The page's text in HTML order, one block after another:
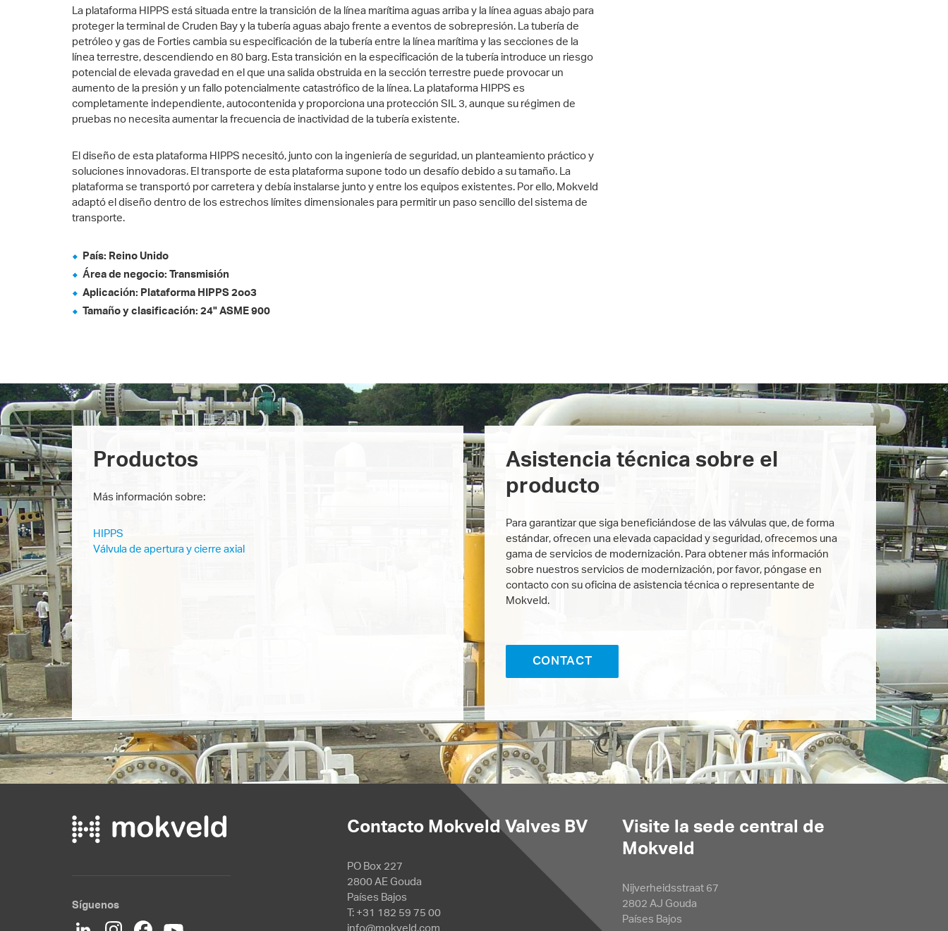
La plataforma HIPPS está situada entre la transición de la línea marítima aguas arriba y la línea aguas abajo para
proteger la terminal de Cruden Bay y la tubería aguas abajo frente a eventos de sobrepresión. La tubería de
petróleo y gas de Forties cambia su especificación de la tubería entre la línea marítima y las secciones de la
línea terrestre, descendiendo en 80 barg. Esta transición en la especificación de la tubería introduce un riesgo
potencial de elevada gravedad en el que una salida obstruida en la sección terrestre puede provocar un
aumento de la presión y un fallo potencialmente catastrófico de la línea. La plataforma HIPPS es
completamente independiente, autocontenida y proporciona una protección SIL 3, aunque su régimen de
pruebas no necesita aumentar la frecuencia de inactividad de la tubería existente.
El diseño de esta plataforma HIPPS necesitó, junto con la ingeniería de seguridad, un planteamiento práctico y
soluciones innovadoras. El transporte de esta plataforma supone todo un desafío debido a su tamaño. La
plataforma se transportó por carretera y debía instalarse junto y entre los equipos existentes. Por ello, Mokveld
adaptó el diseño dentro de los estrechos límites dimensionales para permitir un paso sencillo del sistema de
transporte.
País: Reino Unido
Área de negocio: Transmisión
Aplicación: Plataforma HIPPS 2oo3
Tamaño y clasificación: 24" ASME 900
Productos
Más información sobre:
HIPPS
Válvula de apertura y cierre axial
Asistencia técnica sobre el
producto
Para garantizar que siga beneficiándose de las válvulas que, de forma
estándar, ofrecen una elevada capacidad y seguridad, ofrecemos una
gama de servicios de modernización. Para obtener más información
sobre nuestros servicios de modernización, por favor, póngase en
contacto con su oficina de asistencia técnica o representante de
Mokveld.
CONTACT
Síguenos
Contacto Mokveld Valves BV
PO Box 227
2800 AE Gouda
Países Bajos
T: +31 182 59 75 00
info@mokveld.com
Visite la sede central de
Mokveld
Nijverheidsstraat 67
2802 AJ Gouda
Países Bajos